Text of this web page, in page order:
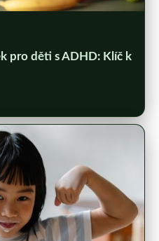
pro děti s ADHD: Klíč k